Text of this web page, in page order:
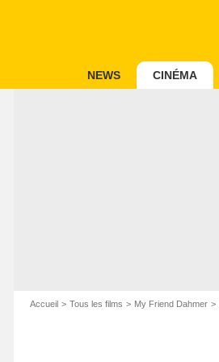
NEWS CINÉMA
Accueil Tous les films My Friend Dahmer